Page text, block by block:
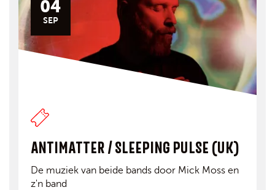
04
SEP
ANTIMATTER / SLEEPING PULSE (UK)
De muziek van beide bands door Mick Moss en
z'n band